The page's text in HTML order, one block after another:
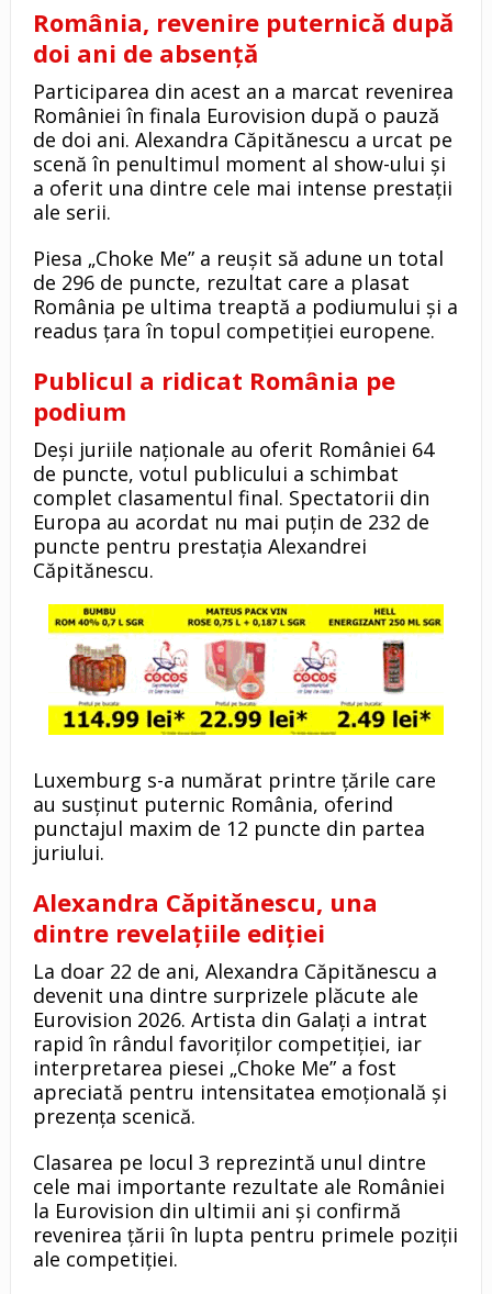
România, revenire puternică după
doi ani de absență
Participarea din acest an a marcat revenirea
României în finala Eurovision după o pauză
de doi ani. Alexandra Căpitănescu a urcat pe
scenă în penultimul moment al show-ului și
a oferit una dintre cele mai intense prestații
ale serii.
Piesa „Choke Me” a reușit să adune un total
de 296 de puncte, rezultat care a plasat
România pe ultima treaptă a podiumului și a
readus țara în topul competiției europene.
Publicul a ridicat România pe
podium
Deși juriile naționale au oferit României 64
de puncte, votul publicului a schimbat
complet clasamentul final. Spectatorii din
Europa au acordat nu mai puțin de 232 de
puncte pentru prestația Alexandrei
Căpitănescu.
Luxemburg s-a numărat printre țările care
au susținut puternic România, oferind
punctajul maxim de 12 puncte din partea
juriului.
Alexandra Căpitănescu, una
dintre revelațiile ediției
La doar 22 de ani, Alexandra Căpitănescu a
devenit una dintre surprizele plăcute ale
Eurovision 2026. Artista din Galați a intrat
rapid în rândul favoriților competiției, iar
interpretarea piesei „Choke Me” a fost
apreciată pentru intensitatea emoțională și
prezența scenică.
Clasarea pe locul 3 reprezintă unul dintre
cele mai importante rezultate ale României
la Eurovision din ultimii ani și confirmă
revenirea țării în lupta pentru primele poziții
ale competiției.